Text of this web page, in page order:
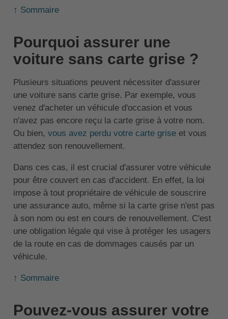
↑ Sommaire
Pourquoi assurer une
voiture sans carte grise ?
Plusieurs situations peuvent nécessiter d'assurer
une voiture sans carte grise. Par exemple, vous
venez d'acheter un véhicule d'occasion et vous
n'avez pas encore reçu la carte grise à votre nom.
Ou bien, vous avez perdu votre carte griseet vous
attendez son renouvellement.
Dans ces cas, il est crucial d'assurer votre véhicule
pour être couvert en cas d'accident. En effet, la loi
impose à tout propriétaire de véhicule de souscrire
une assurance auto, même si la carte grise n'est pas
à son nom ou est en cours de renouvellement. C'est
une obligation légale qui vise à protéger les usagers
de la route en cas de dommages causés par un
véhicule.
↑ Sommaire
Pouvez-vous assurer votre